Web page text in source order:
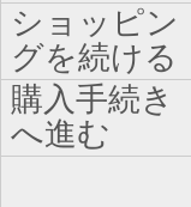
ショッピン
グを続ける
購入手続き
へ進む